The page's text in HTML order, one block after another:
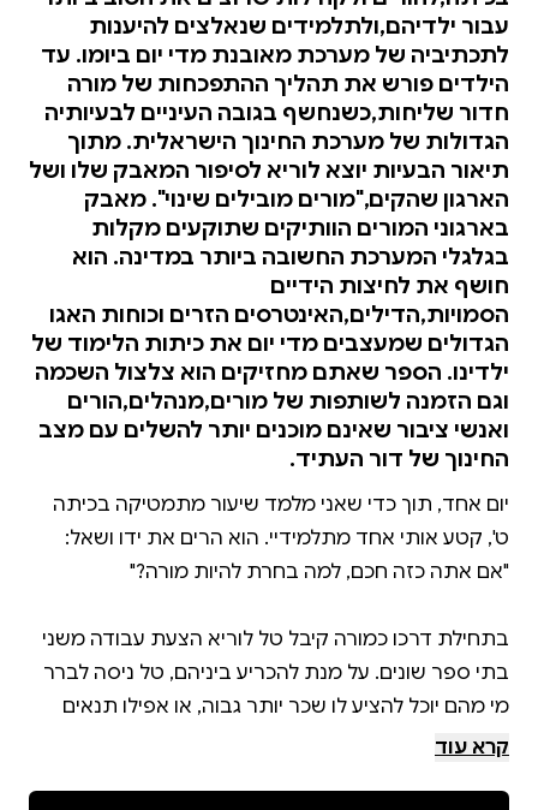
עבור ילדיהם,ולתלמידים שנאלצים להיענות
לתכתיביה של מערכת מאובנת מדי יום ביומו. עד
הילדים פורש את תהליך ההתפכחות של מורה
חדור שליחות,כשנחשף בגובה העיניים לבעיותיה
הגדולות של מערכת החינוך הישראלית. מתוך
תיאור הבעיות יוצא לוריא לסיפור המאבק שלו ושל
הארגון שהקים,"מורים מובילים שינוי". מאבק
בארגוני המורים הוותיקים שתוקעים מקלות
בגלגלי המערכת החשובה ביותר במדינה. הוא
חושף את לחיצות הידיים
הסמויות,הדילים,האינטרסים הזרים וכוחות האגו
הגדולים שמעצבים מדי יום את כיתות הלימוד של
ילדינו. הספר שאתם מחזיקים הוא צלצול השכמה
וגם הזמנה לשותפות של מורים,מנהלים,הורים
ואנשי ציבור שאינם מוכנים יותר להשלים עם מצב
החינוך של דור העתיד.
יום אחד, תוך כדי שאני מלמד שיעור מתמטיקה בכיתה
ט', קטע אותי אחד מתלמידיי. הוא הרים את ידו ושאל:
בתחילת דרכו כמורה קיבל טל לוריא הצעת עבודה משני
בתי ספר שונים. על מנת להכריע ביניהם, טל ניסה לברר
מי מהם יוכל להציע לו שכר יותר גבוה, או אפילו תנאים
יותר טובים, וגילה שאף אחד מהם לא יכול להציע לו דבר.
קרא עוד